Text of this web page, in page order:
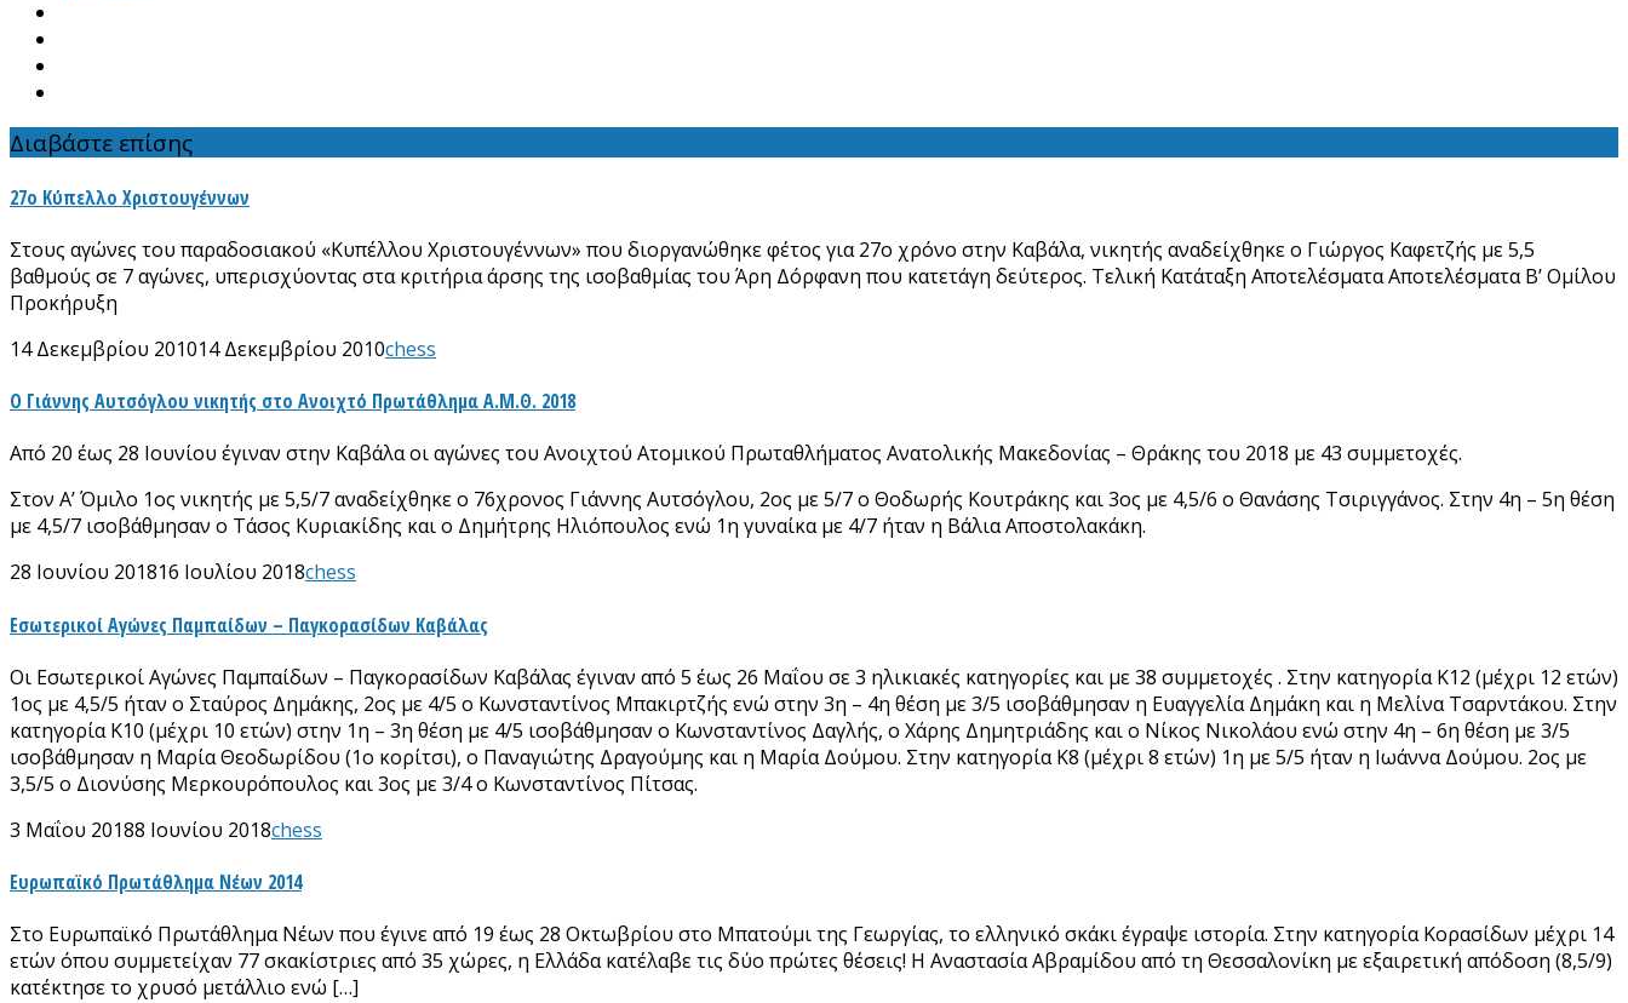
Διαβάστε επίσης
27ο Κύπελλο Χριστουγέννων
Στους αγώνες του παραδοσιακού «Κυπέλλου Χριστουγέννων» που διοργανώθηκε φέτος για 27ο χρόνο στην Καβάλα, νικητής αναδείχθηκε ο Γιώργος Καφετζής με 5,5
βαθμούς σε 7 αγώνες, υπερισχύοντας στα κριτήρια άρσης της ισοβαθμίας του Άρη Δόρφανη που κατετάγη δεύτερος. Τελική Κατάταξη Αποτελέσματα Αποτελέσματα Β’ Ομίλου
Προκήρυξη
14 Δεκεμβρίου 201014 Δεκεμβρίου 2010chess
Ο Γιάννης Αυτσόγλου νικητής στο Ανοιχτό Πρωτάθλημα Α.Μ.Θ. 2018
Από 20 έως 28 Ιουνίου έγιναν στην Καβάλα οι αγώνες του Ανοιχτού Ατομικού Πρωταθλήματος Ανατολικής Μακεδονίας – Θράκης του 2018 με 43 συμμετοχές.
Στον Α’ Όμιλο 1ος νικητής με 5,5/7 αναδείχθηκε ο 76χρονος Γιάννης Αυτσόγλου, 2ος με 5/7 ο Θοδωρής Κουτράκης και 3ος με 4,5/6 ο Θανάσης Τσιριγγάνος. Στην 4η – 5η θέση
με 4,5/7 ισοβάθμησαν ο Τάσος Κυριακίδης και ο Δημήτρης Ηλιόπουλος ενώ 1η γυναίκα με 4/7 ήταν η Βάλια Αποστολακάκη.
28 Ιουνίου 201816 Ιουλίου 2018chess
Εσωτερικοί Αγώνες Παμπαίδων – Παγκορασίδων Καβάλας
Οι Εσωτερικοί Αγώνες Παμπαίδων – Παγκορασίδων Καβάλας έγιναν από 5 έως 26 Μαΐου σε 3 ηλικιακές κατηγορίες και με 38 συμμετοχές . Στην κατηγορία Κ12 (μέχρι 12 ετών)
1ος με 4,5/5 ήταν ο Σταύρος Δημάκης, 2ος με 4/5 ο Κωνσταντίνος Μπακιρτζής ενώ στην 3η – 4η θέση με 3/5 ισοβάθμησαν η Ευαγγελία Δημάκη και η Μελίνα Τσαρντάκου. Στην
κατηγορία Κ10 (μέχρι 10 ετών) στην 1η – 3η θέση με 4/5 ισοβάθμησαν ο Κωνσταντίνος Δαγλής, ο Χάρης Δημητριάδης και ο Νίκος Νικολάου ενώ στην 4η – 6η θέση με 3/5
ισοβάθμησαν η Μαρία Θεοδωρίδου (1ο κορίτσι), ο Παναγιώτης Δραγούμης και η Μαρία Δούμου. Στην κατηγορία Κ8 (μέχρι 8 ετών) 1η με 5/5 ήταν η Ιωάννα Δούμου. 2ος με
3,5/5 ο Διονύσης Μερκουρόπουλος και 3ος με 3/4 ο Κωνσταντίνος Πίτσας.
3 Μαΐου 20188 Ιουνίου 2018chess
Ευρωπαϊκό Πρωτάθλημα Νέων 2014
Στο Ευρωπαϊκό Πρωτάθλημα Νέων που έγινε από 19 έως 28 Οκτωβρίου στο Μπατούμι της Γεωργίας, το ελληνικό σκάκι έγραψε ιστορία. Στην κατηγορία Κορασίδων μέχρι 14
ετών όπου συμμετείχαν 77 σκακίστριες από 35 χώρες, η Ελλάδα κατέλαβε τις δύο πρώτες θέσεις! Η Αναστασία Αβραμίδου από τη Θεσσαλονίκη με εξαιρετική απόδοση (8,5/9)
κατέκτησε το χρυσό μετάλλιο ενώ […]